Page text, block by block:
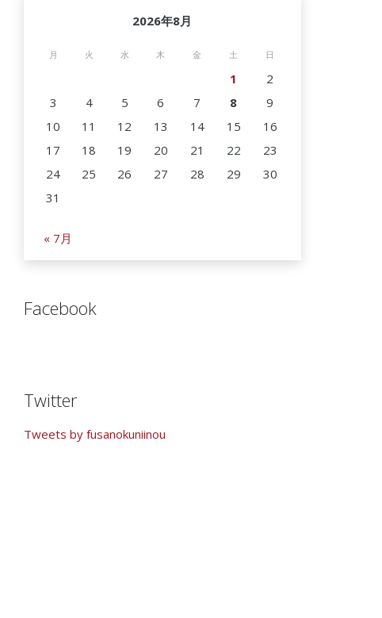
2026年8月
月 火 水 木 金 土 日
1
2
3
4 5 6 7 8
9
10
11 12 13 14 15
16
17
18 19 20 21 22
23
24
25 26 27 28 29
30
31
« 7月
Facebook
Twitter
Tweets by fusanokuniinou